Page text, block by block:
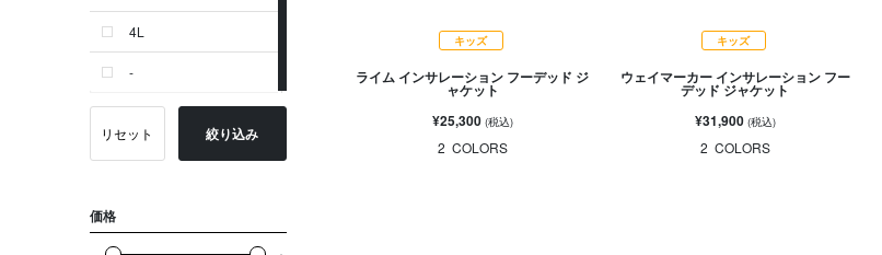
4L
-
リセット 絞り込み
価格
キッズ
ライム インサレーション フーデッド ジ
ャケット
¥25,300 (税込)
2 COLORS
キッズ
ウェイマーカー インサレーション フー
デッド ジャケット
¥31,900 (税込)
2 COLORS